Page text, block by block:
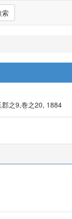
索
之9,巻之20, 1884